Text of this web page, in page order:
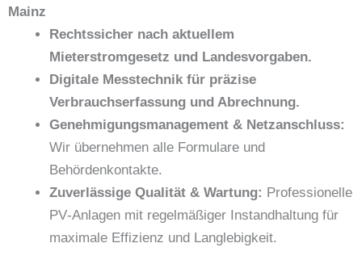
Mainz
Rechtssicher nach aktuellem
Mieterstromgesetz und Landesvorgaben.
Digitale Messtechnik für präzise
Verbrauchserfassung und Abrechnung.
Genehmigungsmanagement & Netzanschluss:
Wir übernehmen alle Formulare und
Behördenkontakte.
Zuverlässige Qualität & Wartung: Professionelle
PV‑Anlagen mit regelmäßiger Instandhaltung für
maximale Effizienz und Langlebigkeit.